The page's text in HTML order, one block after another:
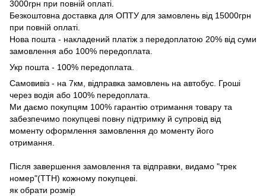
3000грн при повній оплаті.
Безкоштовна доставка для ОПТУ для замовлень від 15000грн
при повній оплаті.
Нова пошта - накладений платіж з передоплатою 20% від суми
замовлення або 100% передоплата.
Укр пошта - 100% передоплата.
Самовивіз - на 7км, відправка замовлень на автобус. Гроші
через водія або 100% передоплата.
Ми даємо покупцям 100% гарантію отримання товару та
забезпечимо покупцеві повну підтримку й супровід від
моменту оформлення замовлення до моменту його
отримання.
Після завершення замовлення та відправки, видамо "трек
номер"(ТТН) кожному покупцеві.
як обрати розмір